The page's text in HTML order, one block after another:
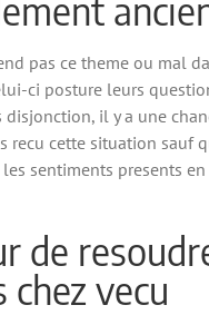
pas ce theme ou mal
ci posture leurs
disjonction, il y a une
recu cette situation sauf
sentiments presents
de
chez vecu